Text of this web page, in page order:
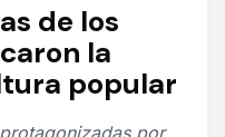
de los
la
popular
por